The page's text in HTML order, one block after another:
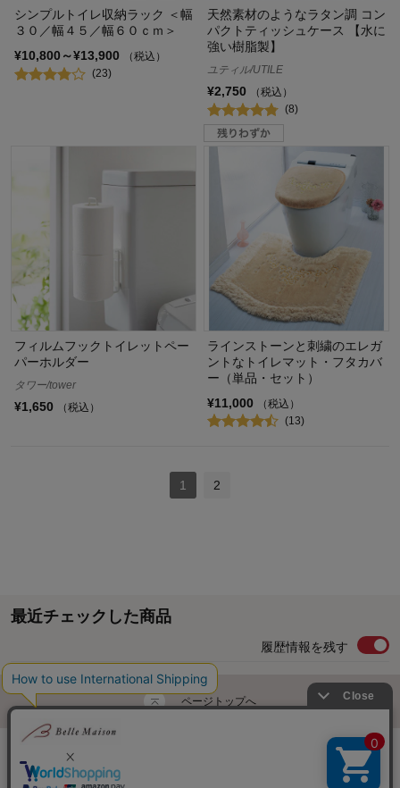
シンプルトイレ収納ラック ＜幅
３０／幅４５／幅６０ｃｍ＞
¥10,800～¥13,900
（税込）
(23)
天然素材のようなラタン調 コン
パクトティッシュケース 【水に
強い樹脂製】
ユティル/UTILE
¥2,750
（税込）
(8)
フィルムフックトイレットペー
パーホルダー
タワー/tower
¥1,650 （税込）
ラインストーンと刺繍のエレガ
ントなトイレマット・フタカバ
ー（単品・セット）
¥11,000
（税込）
(13)
1 2
最近チェックした商品
履歴情報を残す
ページトップへ
ご利用ガイド・お知らせ